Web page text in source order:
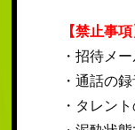
【禁止事項
・招待メ
・通話の
・タレン